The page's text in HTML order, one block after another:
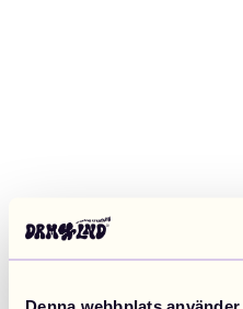
Denna webbplats